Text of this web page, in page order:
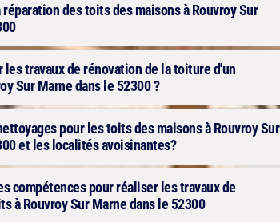
des toits des maisons à Rouvroy Sur
travaux de rénovation de la toiture d'un
Sur Marne dans le 52300 ?
pour les toits des maisons à Rouvroy Sur
et les localités avoisinantes?
compétences pour réaliser les travaux de
à Rouvroy Sur Marne dans le 52300